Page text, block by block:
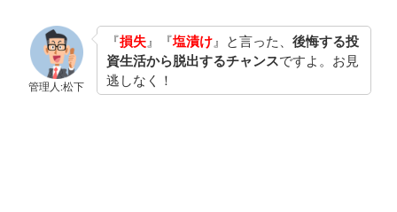
管理人:松下
『損失』『塩漬け』と言った、 後悔する投
資生活から脱出するチャンスですよ。お見
逃しなく！